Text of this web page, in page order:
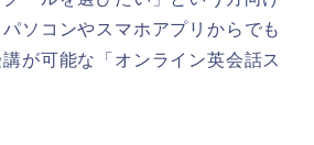
ソコンやスマホアプリからでも
が可能な「オンライン英会話ス